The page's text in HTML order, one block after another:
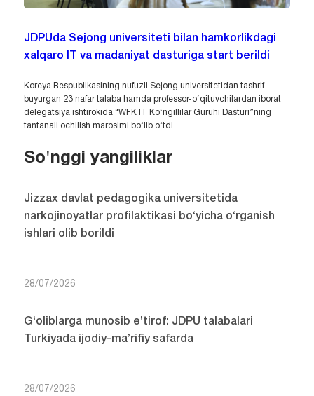
JDPUda Sejong universiteti bilan hamkorlikdagi
xalqaro IT va madaniyat dasturiga start berildi
Koreya Respublikasining nufuzli Sejong universitetidan tashrif
buyurgan 23 nafar talaba hamda professor-o‘qituvchilardan iborat
delegatsiya ishtirokida “WFK IT Ko‘ngillilar Guruhi Dasturi”ning
tantanali ochilish marosimi bo‘lib o‘tdi.
So'nggi yangiliklar
Jizzax davlat pedagogika universitetida
narkojinoyatlar profilaktikasi bo‘yicha o‘rganish
ishlari olib borildi
28/07/2026
G‘oliblarga munosib e’tirof: JDPU talabalari
Turkiyada ijodiy-ma’rifiy safarda
28/07/2026